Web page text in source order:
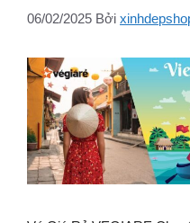
06/02/2025 Bởi